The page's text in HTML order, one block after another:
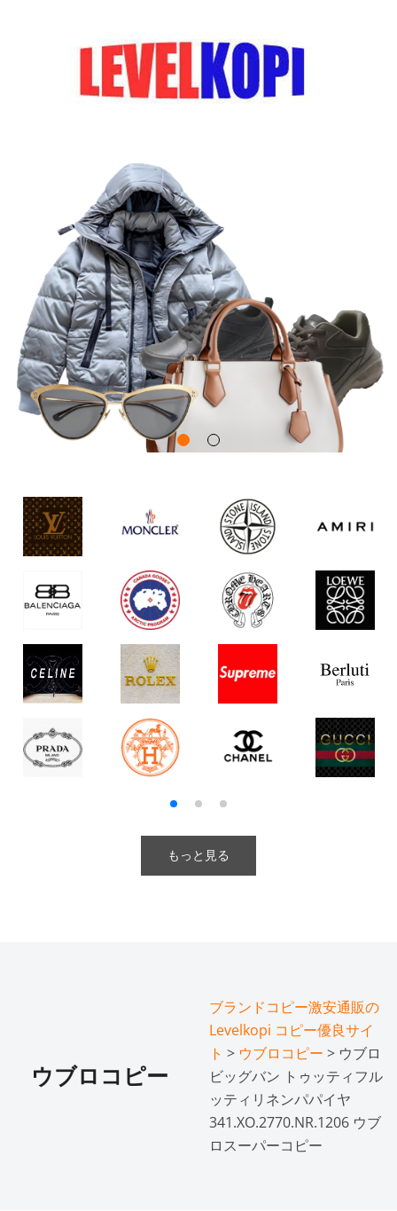
もっと見る
ウブロコピー
ブランドコピー激安通販の
Levelkopi コピー優良サイ
ト > ウブロコピー > ウブロ
ビッグバン トゥッティフル
ッティリネンパパイヤ
341.XO.2770.NR.1206 ウブ
ロスーパーコピー